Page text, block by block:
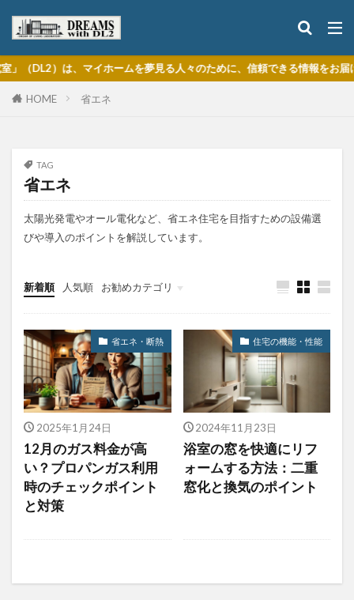
DL2）は、マイホームを夢見る人々のために、信頼できる情報をお届けす
HOME 省エネ
TAG
省エネ
太陽光発電やオール電化など、省エネ住宅を目指すための設備選
びや導入のポイントを解説しています。
新着順 人気順 お勧めカテゴリ
注文住宅の基本
住宅の機能・性能
購入・建築プロセス
省エネ・断熱
2025年1月24日
12月のガス料金が高
い？プロパンガス利用
時のチェックポイント
と対策
住宅の機能・性能
2024年11月23日
浴室の窓を快適にリフ
ォームする方法：二重
窓化と換気のポイント